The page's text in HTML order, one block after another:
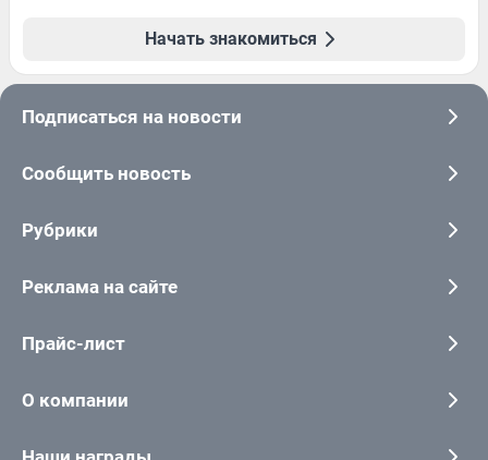
Начать знакомиться
Подписаться на новости
Сообщить новость
Рубрики
Реклама на сайте
Прайс-лист
О компании